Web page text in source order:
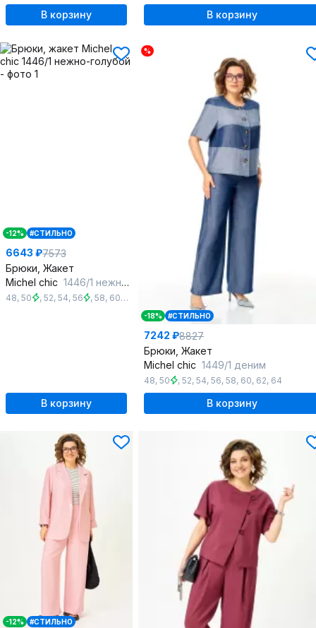
В корзину В корзину
-12% #СТИЛЬНО
6643 ₽7573
Брюки, Жакет
Michel chic 1446/1 нежно-голубой
48, 50 , 52, 54, 56 , 58, 60
В корзину
%
-18% #СТИЛЬНО
7242 ₽8827
Брюки, Жакет
Michel chic 1449/1 деним
48, 50 , 52, 54, 56, 58, 60, 62, 64
В корзину
-12% #СТИЛЬНО